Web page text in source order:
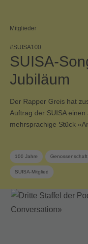
Mitglieder
#SUISA100
SUISA-
Jubiläum
Der Rapper Greis hat
Auftrag der SUISA
mehrsprachige Stück
100 Jahre Genossenschaft
SUISA-Mitglied